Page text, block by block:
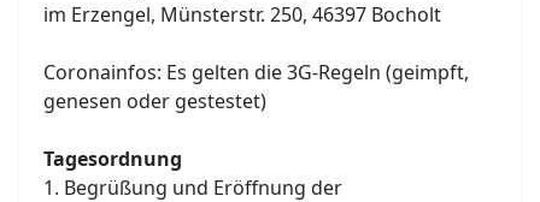
im Erzengel, Münsterstr. 250, 46397 Bocholt
Coronainfos: Es gelten die 3G-Regeln (geimpft,
genesen oder gestestet)
Tagesordnung
1. Begrüßung und Eröffnung der